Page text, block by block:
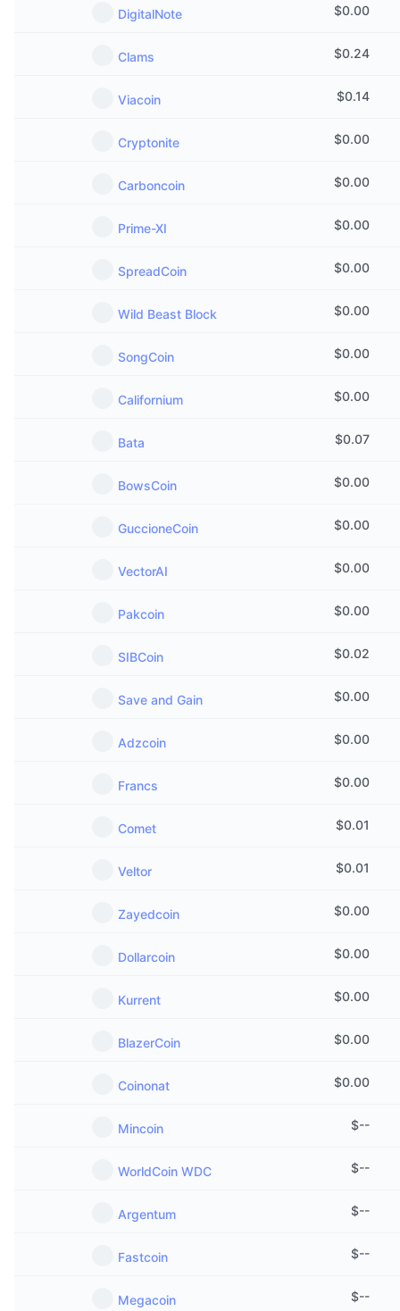
DigitalNote $0.00
Clams $0.24
Viacoin $0.14
Cryptonite $0.00
Carboncoin $0.00
Prime-XI $0.00
SpreadCoin $0.00
Wild Beast Block $0.00
SongCoin $0.00
Californium $0.00
Bata $0.07
BowsCoin $0.00
GuccioneCoin $0.00
VectorAI $0.00
Pakcoin $0.00
SIBCoin $0.02
Save and Gain $0.00
Adzcoin $0.00
Francs $0.00
Comet $0.01
Veltor $0.01
Zayedcoin $0.00
Dollarcoin $0.00
Kurrent $0.00
BlazerCoin $0.00
Coinonat $0.00
Mincoin $--
WorldCoin WDC $--
Argentum $--
Fastcoin $--
Megacoin $--